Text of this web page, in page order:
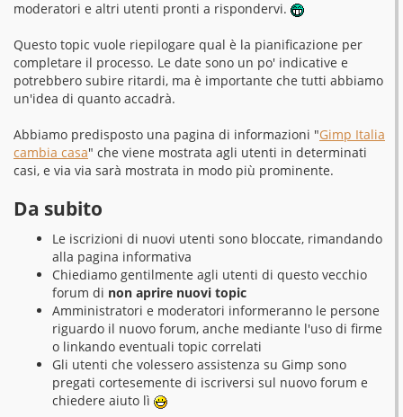
moderatori e altri utenti pronti a rispondervi.
Questo topic vuole riepilogare qual è la pianificazione per
completare il processo. Le date sono un po' indicative e
potrebbero subire ritardi, ma è importante che tutti abbiamo
un'idea di quanto accadrà.
Abbiamo predisposto una pagina di informazioni "Gimp Italia
cambia casa" che viene mostrata agli utenti in determinati
casi, e via via sarà mostrata in modo più prominente.
Da subito
Le iscrizioni di nuovi utenti sono bloccate, rimandando
alla pagina informativa
Chiediamo gentilmente agli utenti di questo vecchio
forum di non aprire nuovi topic
Amministratori e moderatori informeranno le persone
riguardo il nuovo forum, anche mediante l'uso di firme
o linkando eventuali topic correlati
Gli utenti che volessero assistenza su Gimp sono
pregati cortesemente di iscriversi sul nuovo forum e
chiedere aiuto lì